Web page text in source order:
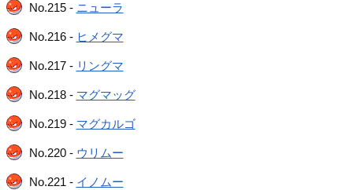
No.215 - ニューラ
No.216 - ヒメグマ
No.217 - リングマ
No.218 - マグマッグ
No.219 - マグカルゴ
No.220 - ウリムー
No.221 - イノムー